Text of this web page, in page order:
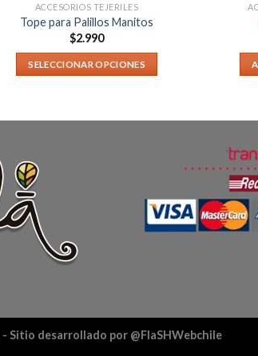
ACCESORIOS TEJERILES
Tope para Palillos Manitos
$2.990
SELECCIONAR OPCIONES
- Sitio desarrollado por @FlaSHWebchile